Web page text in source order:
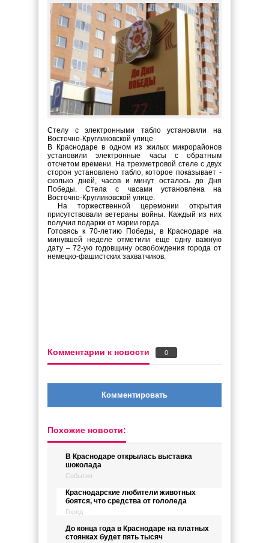
Стелу с электронными табло установили на
Восточно-Кругликовской улице
В Краснодаре в одном из жилых микрорайонов
установили электронные часы с обратным
отсчетом времени. На трехметровой стеле с двух
сторон установлено табло, которое показывает -
сколько дней, часов и минут осталось до Дня
Победы. Стела с часами установлена на
Восточно-Кругликовской улице.
На торжественной церемонии открытия
присутствовали ветераны войны. Каждый из них
получил подарки от мэрии горда.
Готовясь к 70-летию Победы, в Краснодаре на
минувшей неделе отметили еще одну важную
дату – 72-ую годовщину освобождения города от
немецко-фашистских захватчиков.
Комментарии к новости 0
Комментировать
Похожие новости:
В Краснодаре открылась выставка
шоколада
События
Краснодарские любители животных
боятся, что средства от гололеда
Город
До конца года в Краснодаре на платных
стоянках будет пять тысяч